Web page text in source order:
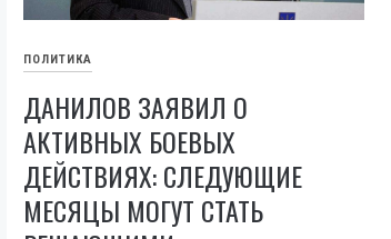
ПОЛИТИКА
ДАНИЛОВ ЗАЯВИЛ О
АКТИВНЫХ БОЕВЫХ
ДЕЙСТВИЯХ: СЛЕДУЮЩИЕ
МЕСЯЦЫ МОГУТ СТАТЬ